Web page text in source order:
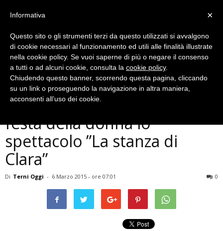
Musica e Spettacoli
Terni, Araba Fenice: per la
festa della donna lo
spettacolo ”La stanza di
Clara”
Di Terni Oggi - 6 Marzo 2015 - ore 07:01 0
×
Informativa
Questo sito o gli strumenti terzi da questo utilizzati si avvalgono
di cookie necessari al funzionamento ed utili alle finalità illustrate
nella cookie policy. Se vuoi saperne di più o negare il consenso
a tutti o ad alcuni cookie, consulta la cookie policy.
Chiudendo questo banner, scorrendo questa pagina, cliccando
su un link o proseguendo la navigazione in altra maniera,
acconsenti all’uso dei cookie.